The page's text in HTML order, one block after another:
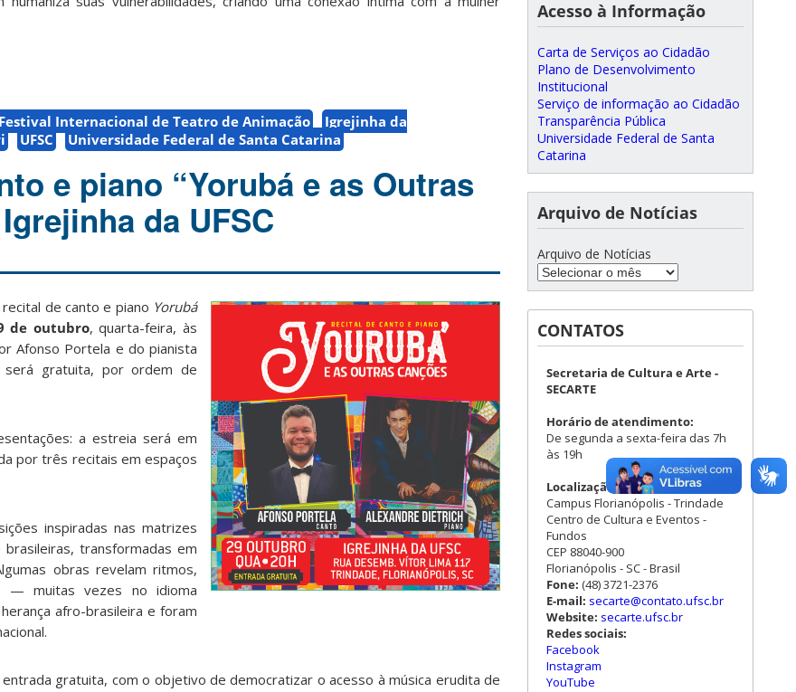
Festival Internacional de Teatro de Animação
Igrejinha da
UFSC Universidade Federal de Santa Catarina
e piano “Yorubá e as Outras
da UFSC
de canto e piano Yorubá
de outubro, quarta-feira, às
Afonso Portela e do pianista
será gratuita, por ordem de
a estreia será em
por três recitais em espaços
inspiradas nas matrizes
transformadas em
obras revelam ritmos,
— muitas vezes no idioma
afro-brasileira e foram
gratuita, com o objetivo de democratizar o acesso à música erudita de
Acesso à Informação
Carta de Serviços ao Cidadão
Plano de Desenvolvimento
Institucional
Serviço de informação ao Cidadão
Transparência Pública
Universidade Federal de Santa
Catarina
Arquivo de Notícias
Arquivo de Notícias
CONTATOS
Secretaria de Cultura e Arte -
SECARTE
Horário de atendimento:
De segunda a sexta-feira das 7h
às 19h
Localização:
Campus Florianópolis - Trindade
Centro de Cultura e Eventos -
Fundos
CEP 88040-900
Florianópolis - SC - Brasil
Fone: (48) 3721-2376
E-mail: secarte@contato.ufsc.br
Website: secarte.ufsc.br
Redes sociais:
Facebook
Instagram
YouTube